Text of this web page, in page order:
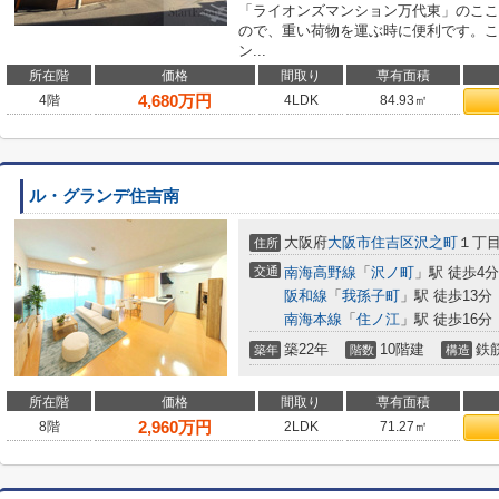
「ライオンズマンション万代東」のこ
ので、重い荷物を運ぶ時に便利です。
ン...
所在階 価格 間取り
専有面積
4階
4,680万円 4LDK 84.93㎡
ル・グランデ住吉南
住所 大阪府大阪市住吉区沢之町 １丁
交通 南海高野線 「 沢ノ町 」駅 徒歩4分
阪和線 「 我孫子町 」駅 徒歩13分
南海本線 「 住ノ江 」駅 徒歩16分
築年 築22年 階数 10階建 構造 鉄
所在階 価格 間取り
専有面積
8階
2,960万円 2LDK 71.27㎡